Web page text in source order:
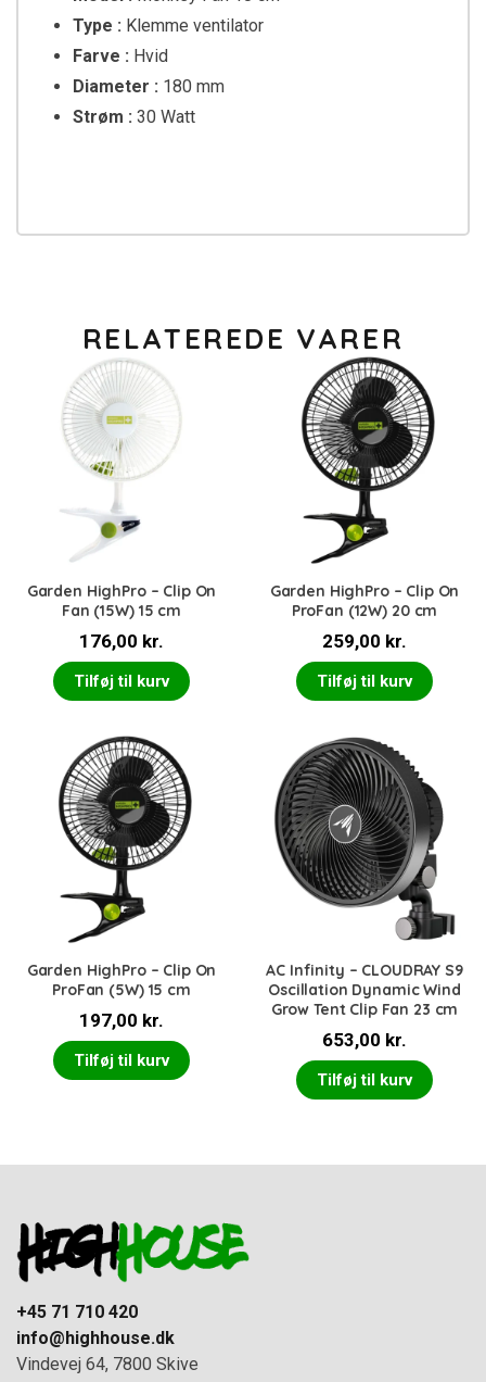
Type : Klemme ventilator
Farve : Hvid
Diameter : 180 mm
Strøm : 30 Watt
RELATEREDE VARER
Garden HighPro – Clip On
Fan (15W) 15 cm
176,00 kr.
Tilføj til kurv
Garden HighPro – Clip On
ProFan (12W) 20 cm
259,00 kr.
Tilføj til kurv
Garden HighPro – Clip On
ProFan (5W) 15 cm
197,00 kr.
Tilføj til kurv
AC Infinity – CLOUDRAY S9
Oscillation Dynamic Wind
Grow Tent Clip Fan 23 cm
653,00 kr.
Tilføj til kurv
+45 71 710 420
info@highhouse.dk
Vindevej 64, 7800 Skive